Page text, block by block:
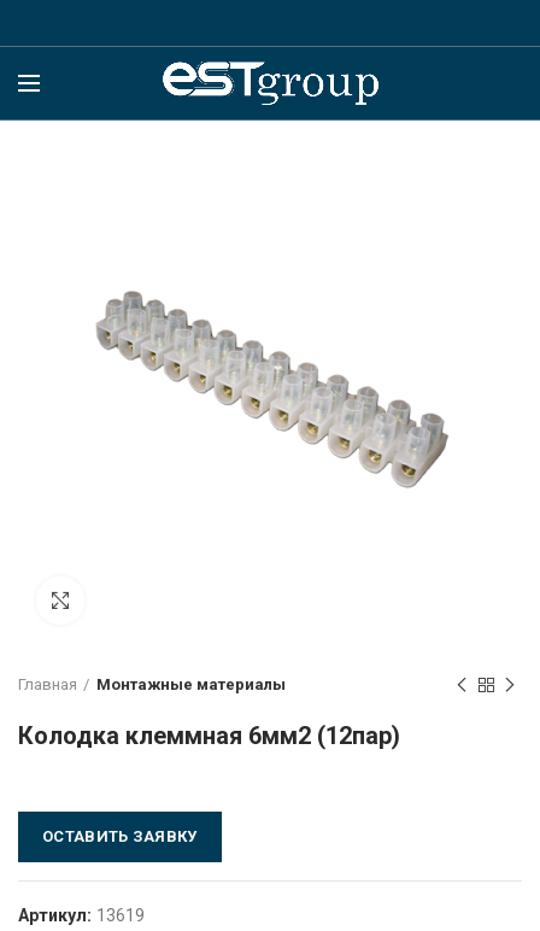
Главная Монтажные материалы
Колодка клеммная 6мм2 (12пар)
ОСТАВИТЬ ЗАЯВКУ
Артикул: 13619